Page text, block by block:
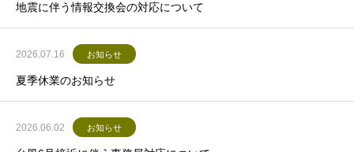
地震に伴う情報交換会の対応について
2026.07.16 お知らせ
夏季休業のお知らせ
2026.06.02 お知らせ